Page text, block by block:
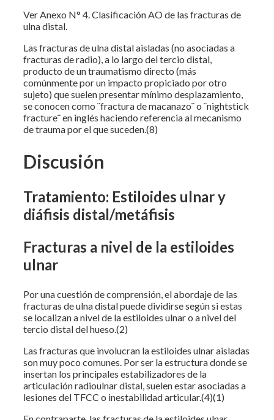
Ver Anexo N° 4. Clasificación AO de las fracturas de
ulna distal.
Las fracturas de ulna distal aisladas (no asociadas a
fracturas de radio), a lo largo del tercio distal,
producto de un traumatismo directo (más
comúnmente por un impacto propiciado por otro
sujeto) que suelen presentar mínimo desplazamiento,
se conocen como ¨fractura de macanazo¨ o ¨nightstick
fracture¨ en inglés haciendo referencia al mecanismo
de trauma por el que suceden.(8)
Discusión
Tratamiento: Estiloides ulnar y
diáfisis distal/metáfisis
Fracturas a nivel de la estiloides
ulnar
Por una cuestión de comprensión, el abordaje de las
fracturas de ulna distal puede dividirse según si estas
se localizan a nivel de la estiloides ulnar o a nivel del
tercio distal del hueso.(2)
Las fracturas que involucran la estiloides ulnar aisladas
son muy poco comunes. Por ser la estructura donde se
insertan los principales estabilizadores de la
articulación radioulnar distal, suelen estar asociadas a
lesiones del TFCC o inestabilidad articular.(4)(1)